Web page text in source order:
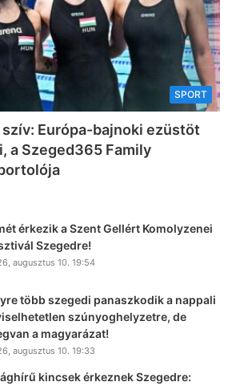
SPORT
szív: Európa-bajnoki ezüstöt
a Szeged365 Family
érkezik a Szent Gellért Komolyzenei
Szegedre!
augusztus 10. 19:54
több szegedi panaszkodik a nappali
szúnyoghelyzetre, de
a magyarázat!
augusztus 10. 19:33
kincsek érkeznek Szegedre: